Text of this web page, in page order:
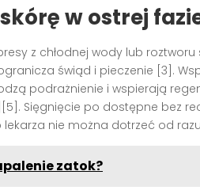
w ostrej
z chłodnej wody lub roztworu
świąd i pieczenie [3].
podrażnienie i wspierają
Sięgnięcie po dostępne bez
nie można dotrzeć od
zatok?